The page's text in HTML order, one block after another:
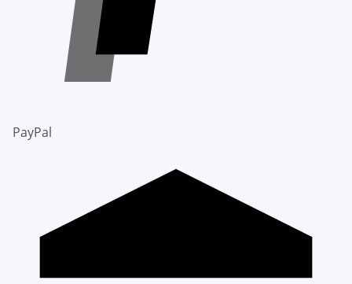
PayPal